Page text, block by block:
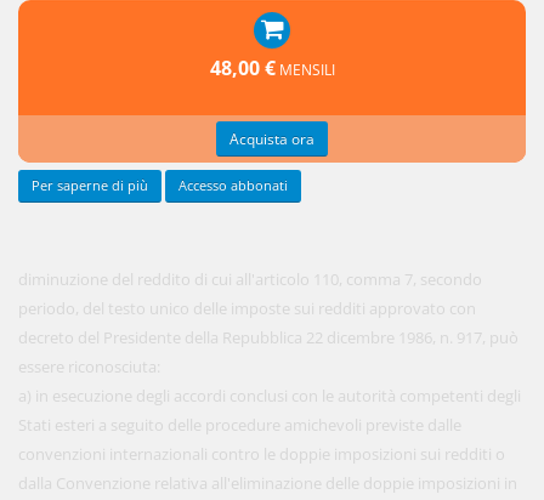
diminuzione del reddito di cui all'articolo 110, comma 7, secondo
periodo, del testo unico delle imposte sui redditi approvato con
decreto del Presidente della Repubblica 22 dicembre 1986, n. 917, può
essere riconosciuta:
a) in esecuzione degli accordi conclusi con le autorità competenti degli
Stati esteri a seguito delle procedure amichevoli previste dalle
convenzioni internazionali contro le doppie imposizioni sui redditi o
dalla Convenzione relativa all'eliminazione delle doppie imposizioni in
48,00 € MENSILI
Acquista ora
Per saperne di più Accesso abbonati